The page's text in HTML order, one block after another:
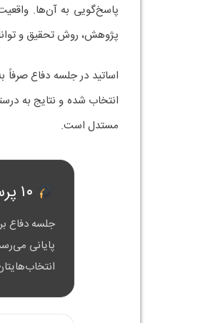
پاسخ‌گویی به آن‌ها.
پژوهش، روش تحقیق و
اساتید در جلسه دفاع
انتخاب شده و نتایج به‌
مستدل است.
جلسه دفاع
پایانی